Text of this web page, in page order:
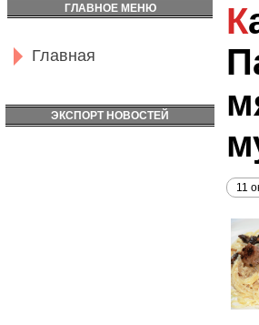
ГЛАВНОЕ МЕНЮ
Главная
ЭКСПОРТ НОВОСТЕЙ
Карбонара в мультиварке.
11